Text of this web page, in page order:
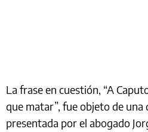
La frase en cuestión, “A
que matar”, fue objeto de una
presentada por el abogado